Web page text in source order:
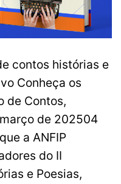
contos histórias e
Conheça os
de Contos,
de 202504
a ANFIP
do II
e Poesias,